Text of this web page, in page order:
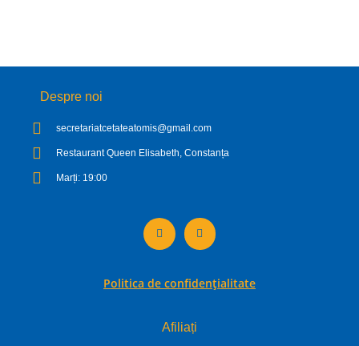
Despre noi
secretariatcetateatomis@gmail.com
Restaurant Queen Elisabeth, Constanța
Marți: 19:00
Politica de confidențialitate
Afiliați